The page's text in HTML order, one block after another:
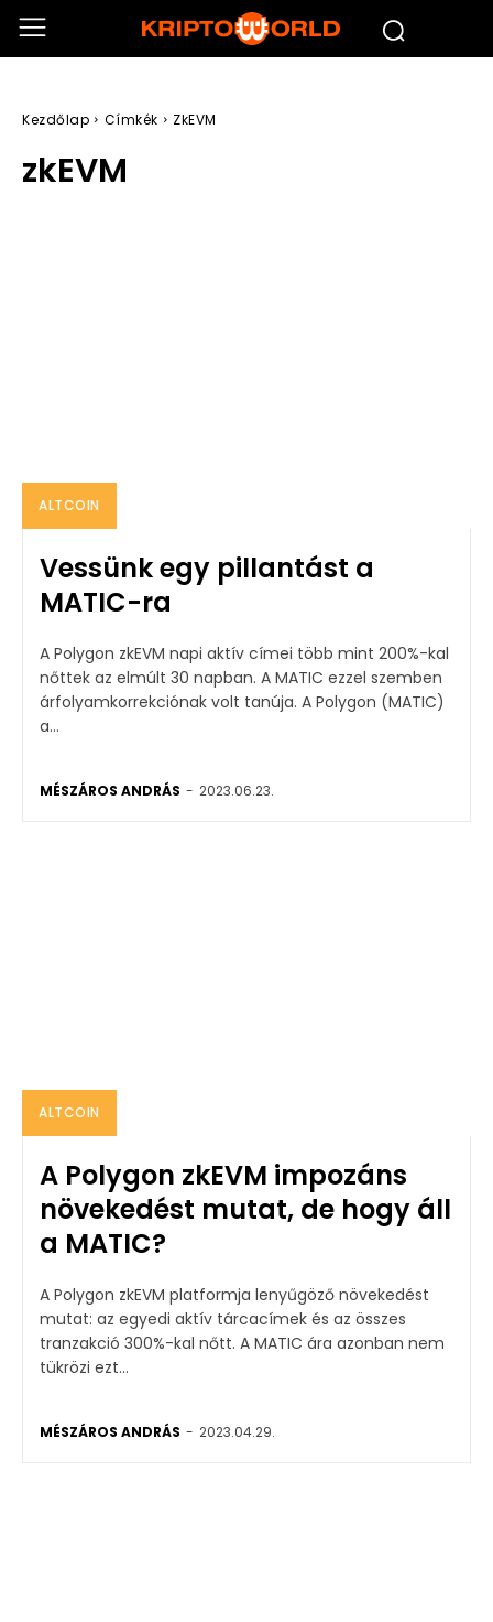
Kezdőlap Címkék ZkEVM
zkEVM
ALTCOIN
Vessünk egy pillantást a
MATIC-ra
A Polygon zkEVM napi aktív címei több mint 200%-kal
nőttek az elmúlt 30 napban. A MATIC ezzel szemben
árfolyamkorrekciónak volt tanúja. A Polygon (MATIC)
a...
MÉSZÁROS ANDRÁS - 2023.06.23.
ALTCOIN
A Polygon zkEVM impozáns
növekedést mutat, de hogy áll
a MATIC?
A Polygon zkEVM platformja lenyűgöző növekedést
mutat: az egyedi aktív tárcacímek és az összes
tranzakció 300%-kal nőtt. A MATIC ára azonban nem
tükrözi ezt...
MÉSZÁROS ANDRÁS - 2023.04.29.